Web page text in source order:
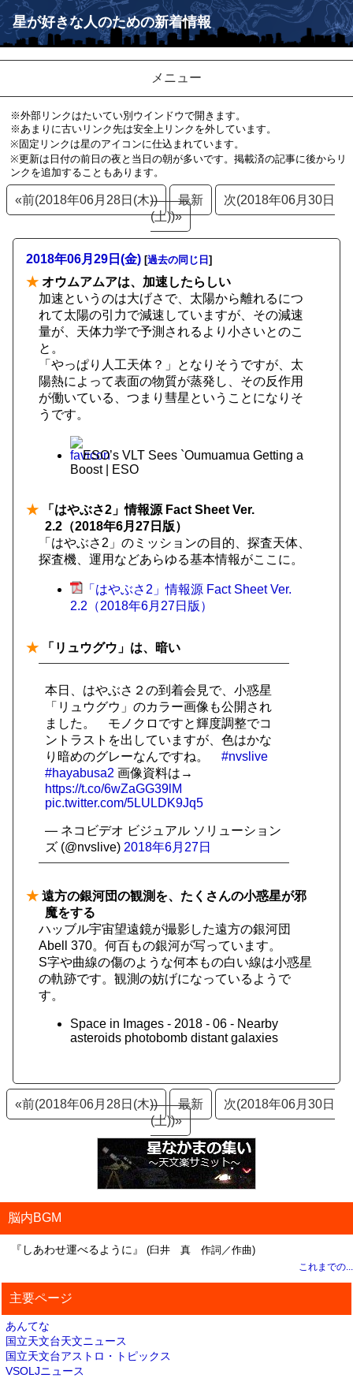
星が好きな人のための新着情報
メニュー
※外部リンクはたいてい別ウインドウで開きます。
※あまりに古いリンク先は安全上リンクを外しています。
※固定リンクは星のアイコンに仕込まれています。
※更新は日付の前日の夜と当日の朝が多いです。掲載済の記事に後からリ
ンクを追加することもあります。
«前(2018年06月28日(木)) 最新
次(2018年06月30日
(土))»
2018年06月29日(金) [過去の同じ日 ]
★ オウムアムアは、加速したらしい
加速というのは大げさで、太陽から離れるにつ
れて太陽の引力で減速していますが、その減速
量が、天体力学で予測されるより小さいとのこ
と。
「やっぱり人工天体？」となりそうですが、太
陽熱によって表面の物質が蒸発し、その反作用
が働いている、つまり彗星ということになりそ
うです。
ESO’s VLT Sees `Oumuamua Getting a
Boost | ESO
★ 「はやぶさ2」情報源 Fact Sheet Ver.
2.2（2018年6月27日版）
「はやぶさ2」のミッションの目的、探査天体、
探査機、運用などあらゆる基本情報がここに。
「はやぶさ2」情報源 Fact Sheet Ver.
2.2（2018年6月27日版）
★ 「リュウグウ」は、暗い
本日、はやぶさ２の到着会見で、小惑星
「リュウグウ」のカラー画像も公開され
ました。 モノクロですと輝度調整でコ
ントラストを出していますが、色はかな
り暗めのグレーなんですね。 #nvslive
#hayabusa2 画像資料は→
https://t.co/6wZaGG39lM
pic.twitter.com/5LULDK9Jq5
— ネコビデオ ビジュアル ソリューション
ズ (@nvslive) 2018年6月27日
★ 遠方の銀河団の観測を、たくさんの小惑星が邪
魔をする
ハッブル宇宙望遠鏡が撮影した遠方の銀河団
Abell 370。何百もの銀河が写っています。
S字や曲線の傷のような何本もの白い線は小惑星
の軌跡です。観測の妨げになっているようで
す。
Space in Images - 2018 - 06 - Nearby
asteroids photobomb distant galaxies
«前(2018年06月28日(木)) 最新
次(2018年06月30日
(土))»
脳内BGM
『しあわせ運べるように』 (臼井 真 作詞／作曲)
これまでの...
主要ページ
あんてな
国立天文台天文ニュース
国立天文台アストロ・トピックス
VSOLJニュース